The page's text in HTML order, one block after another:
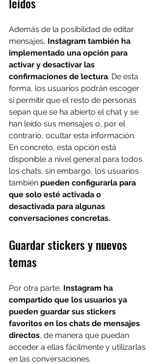
Además de la posibilidad de editar
mensajes, Instagram también ha
implementado una opción para
activar y desactivar las
confirmaciones de lectura. De esta
forma, los usuarios podrán escoger
si permitir que el resto de personas
sepan que se ha abierto el chat y se
han leído sus mensajes o, por el
contrario, ocultar esta información.
En concreto, esta opción está
disponible a nivel general para todos
los chats, sin embargo, los usuarios
también pueden configurarla para
que solo esté activada o
desactivada para algunas
conversaciones concretas.
Guardar stickers y nuevos
temas
Por otra parte, Instagram ha
compartido que los usuarios ya
pueden guardar sus stickers
favoritos en los chats de mensajes
directos, de manera que puedan
acceder a ellas fácilmente y utilizarlas
en las conversaciones.